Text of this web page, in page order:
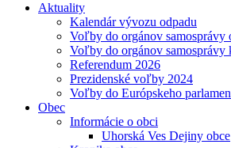
Aktuality
Kalendár vývozu odpadu
Voľby do orgánov samosprávy
Voľby do orgánov samosprávy
Referendum 2026
Prezidenské voľby 2024
Voľby do Európskeho
Obec
Informácie o obci
Uhorská Ves Dejiny obce